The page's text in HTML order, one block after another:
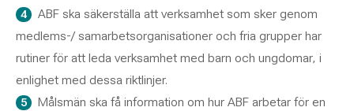
ABF ska säkerställa att verksamhet som sker genom
medlems-/ samarbetsorganisationer och fria grupper har
rutiner för att leda verksamhet med barn och ungdomar, i
enlighet med dessa riktlinjer.
Målsmän ska få information om hur ABF arbetar för en